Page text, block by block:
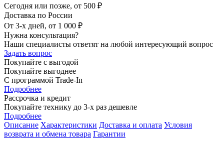
Сегодня или позже, от 500 ₽
Доставка по России
От 3-х дней, от 1 000 ₽
Нужна консультация?
Наши специалисты ответят на любой интересующий вопрос
Задать вопрос
Покупайте с выгодой
Покупайте выгоднее
С программой Trade-In
Подробнее
Рассрочка и кредит
Покупайте технику до 3-х раз дешевле
Подробнее
Описание Характеристики Доставка и оплата Условия
возврата и обмена товара Гарантии